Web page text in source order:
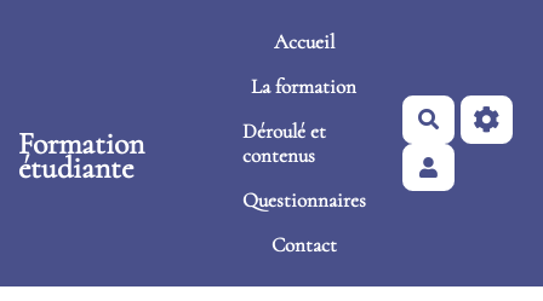
Formation
étudiante
Accueil
La formation
Déroulé et
contenus
Questionnaires
Contact
Rechercher